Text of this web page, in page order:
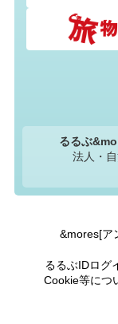
るるぶ
法人・
&mores[ア
るるぶIDログ
Cookie等につ